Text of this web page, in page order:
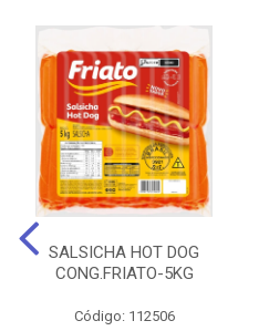
SALSICHA HOT DOG
CONG.FRIATO-5KG
Código: 112506